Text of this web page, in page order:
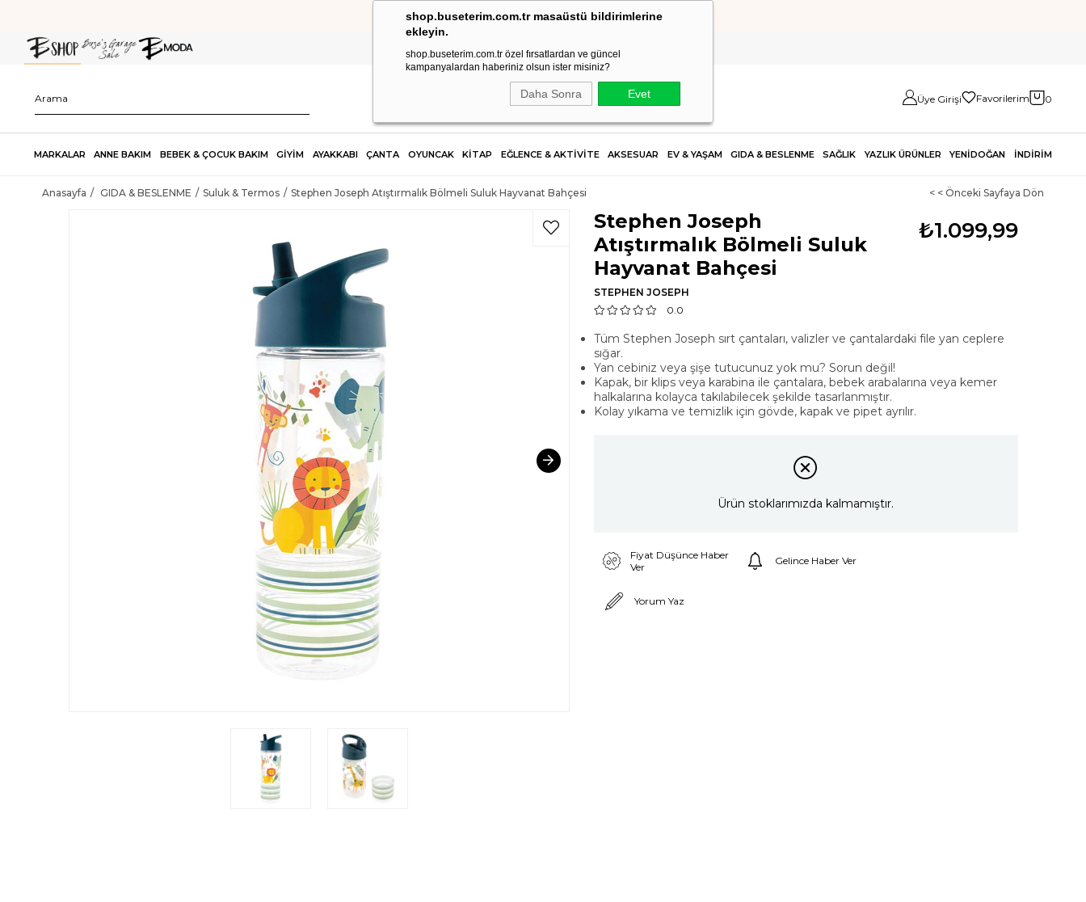
shop.buseterim.com.tr masaüstü bildirimlerine
ekleyin.
shop.buseterim.com.tr özel fırsatlardan ve güncel
kampanyalardan haberiniz olsun ister misiniz?
Daha Sonra Evet
HIZLI KARGO
Üye Girişi Favorilerim 0
MARKALAR ANNE BAKIM BEBEK & ÇOCUK BAKIM GİYİM AYAKKABI ÇANTA OYUNCAK KİTAP EĞLENCE & AKTİVİTE AKSESUAR EV & YAŞAM GIDA & BESLENME SAĞLIK YAZLIK ÜRÜNLER YENİDOĞAN İNDİRİM
Anasayfa GIDA & BESLENME Suluk & Termos Stephen Joseph Atıştırmalık Bölmeli Suluk Hayvanat Bahçesi < < Önceki Sayfaya Dön
₺1.099,99
Stephen Joseph
Atıştırmalık Bölmeli Suluk
Hayvanat Bahçesi
STEPHEN JOSEPH
0.0
Tüm Stephen Joseph sırt çantaları, valizler ve çantalardaki file yan ceplere
sığar.
Yan cebiniz veya şişe tutucunuz yok mu? Sorun değil!
Kapak, bir klips veya karabina ile çantalara, bebek arabalarına veya kemer
halkalarına kolayca takılabilecek şekilde tasarlanmıştır.
Kolay yıkama ve temizlik için gövde, kapak ve pipet ayrılır.
Ürün stoklarımızda kalmamıştır.
Fiyat Düşünce Haber
Ver
Gelince Haber Ver
Yorum Yaz